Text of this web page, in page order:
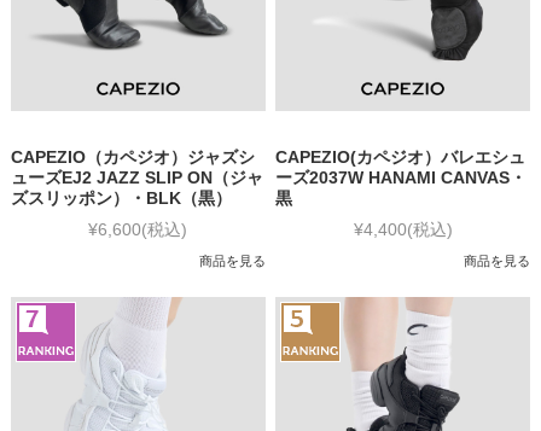
CAPEZIO（カペジオ）ジャズシ
ューズEJ2 JAZZ SLIP ON（ジャ
ズスリッポン）・BLK（黒）
¥6,600(税込)
商品を見る
CAPEZIO(カペジオ）バレエシュ
ーズ2037W HANAMI CANVAS・
黒
¥4,400(税込)
商品を見る